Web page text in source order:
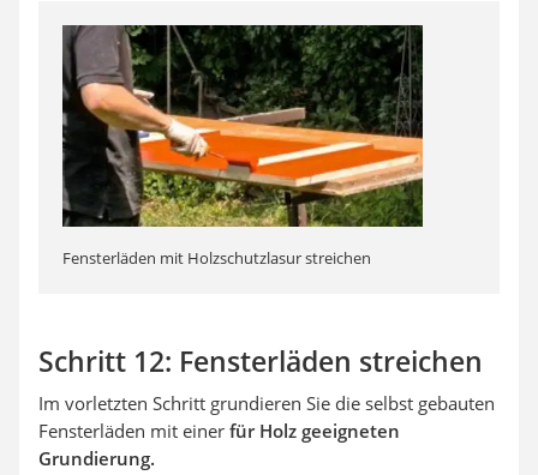
Fensterläden mit Holzschutzlasur streichen
Schritt 12: Fensterläden streichen
Im vorletzten Schritt grundieren Sie die selbst gebauten
Fensterläden mit einer für Holz geeigneten
Grundierung.